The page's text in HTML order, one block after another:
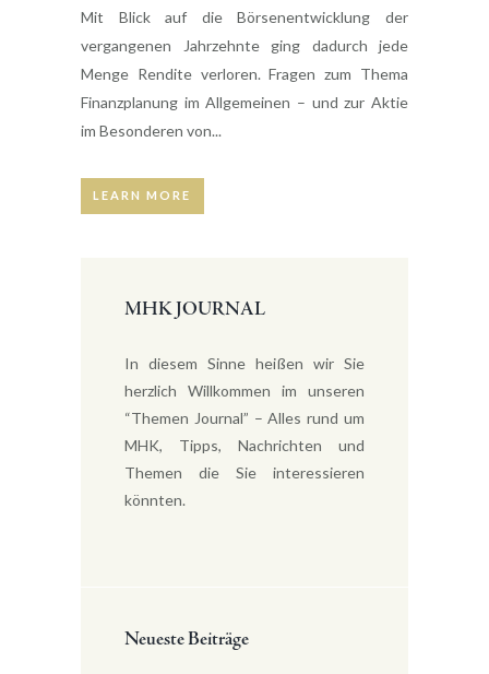
Mit Blick auf die Börsenentwicklung der
vergangenen Jahrzehnte ging dadurch jede
Menge Rendite verloren. Fragen zum Thema
Finanzplanung im Allgemeinen – und zur Aktie
im Besonderen von...
LEARN MORE
MHK JOURNAL
In diesem Sinne heißen wir Sie
herzlich Willkommen im unseren
“Themen Journal” – Alles rund um
MHK, Tipps, Nachrichten und
Themen die Sie interessieren
könnten.
Neueste Beiträge